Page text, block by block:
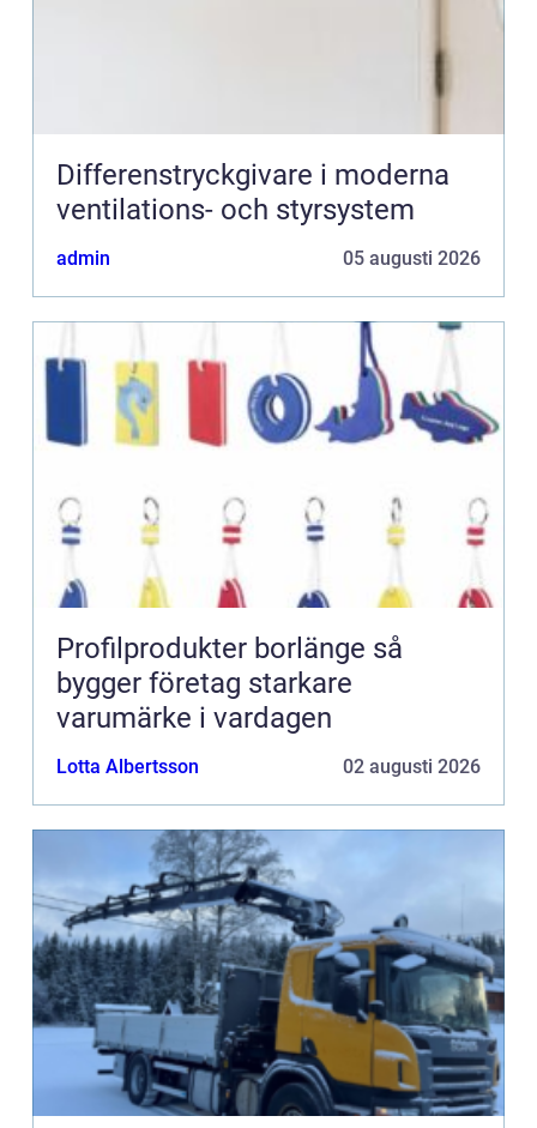
Differenstryckgivare i moderna
ventilations- och styrsystem
admin 05 augusti 2026
Profilprodukter borlänge så
bygger företag starkare
varumärke i vardagen
Lotta Albertsson 02 augusti 2026